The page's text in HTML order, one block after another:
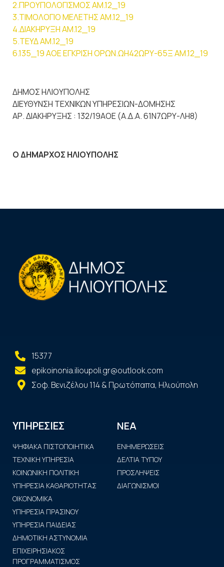
2.ΠΡΟΥΠΟΛΟΓΙΣΜΟΣ ΑΜ.12_19
3.ΤΙΜΟΛΟΓΙΟ ΜΕΛΕΤΗΣ ΑΜ.12_19
4.ΔΙΑΚΗΡΥΞΗ ΑΜ.12_19
5.ΤΕΥΔ ΑΜ.12_19
6.135_19 AOE ΕΓΚΡΙΣΗ ΟΡΩΝ.ΩΗ42ΩΡΥ-65Ξ ΑΜ.12_19
ΔΗΜΟΣ ΗΛΙΟΥΠΟΛΗΣ
ΔΙΕΥΘΥΝΣΗ ΤΕΧΝΙΚΩΝ ΥΠΗΡΕΣΙΩΝ-ΔΟΜΗΣΗΣ
ΑΡ. ΔΙΑΚΗΡΥΞΗΣ : 132/19ΑΟΕ (Α.Δ.Α. 61Ν7ΩΡΥ-ΛΗ8)
Ο ΔΗΜΑΡΧΟΣ ΗΛΙΟΥΠΟΛΗΣ
15377
epikoinonia.ilioupoli.gr@outlook.com
Σοφ. Βενιζέλου 114 & Πρωτόπαπα, Ηλιούπολη
ΥΠΗΡΕΣΙΕΣ
ΨΗΦΙΑΚΑ ΠΙΣΤΟΠΟΙΗΤΙΚΑ
ΤΕΧΝΙΚΗ ΥΠΗΡΕΣΙΑ
ΚΟΙΝΩΝΙΚΗ ΠΟΛΙΤΙΚΗ
ΥΠΗΡΕΣΙΑ ΚΑΘΑΡΙΟΤΗΤΑΣ
ΟΙΚΟΝΟΜΙΚΑ
ΥΠΗΡΕΣΙΑ ΠΡΑΣΙΝΟΥ
ΥΠΗΡΕΣΙΑ ΠΑΙΔΕΙΑΣ
ΔΗΜΟΤΙΚΗ ΑΣΤΥΝΟΜΙΑ
ΕΠΙΧΕΙΡΗΣΙΑΚΟΣ
ΠΡΟΓΡΑΜΜΑΤΙΣΜΟΣ
ΝΕΑ
ΕΝΗΜΕΡΩΣΕΙΣ
ΔΕΛΤΙΑ ΤΥΠΟΥ
ΠΡΟΣΛΗΨΕΙΣ
ΔΙΑΓΩΝΙΣΜΟΙ